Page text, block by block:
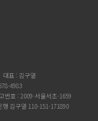
대표 : 김구열
4983
번호 : 2009-서울서초-1659
행 김구열 110-151-171890